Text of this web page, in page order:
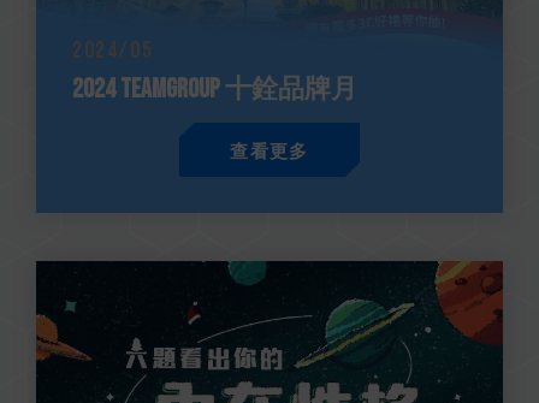
2024/05
2024 TEAMGROUP 十銓品牌月
查看更多